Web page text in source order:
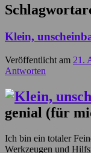
Klein,
Veröffentlicht am 21.
Antworten
genial (für
Ich bin ein totaler
Werkzeugen und